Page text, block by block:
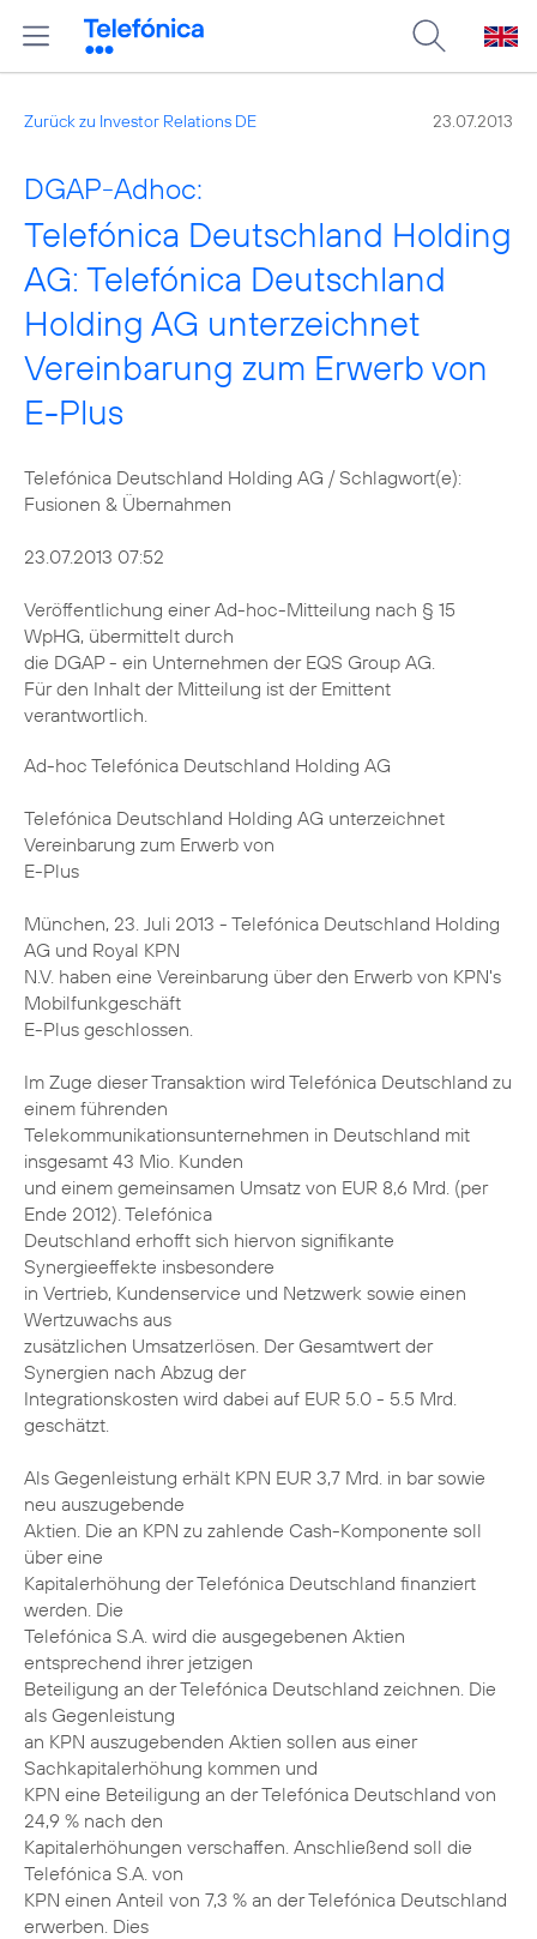
Zurück zu Investor Relations DE 23.07.2013
DGAP-Adhoc:
Telefónica Deutschland Holding
AG: Telefónica Deutschland
Holding AG unterzeichnet
Vereinbarung zum Erwerb von
E-Plus
Telefónica Deutschland Holding AG / Schlagwort(e):
Fusionen & Übernahmen
23.07.2013 07:52
Veröffentlichung einer Ad-hoc-Mitteilung nach § 15
WpHG, übermittelt durch
die DGAP - ein Unternehmen der EQS Group AG.
Für den Inhalt der Mitteilung ist der Emittent
verantwortlich.
Ad-hoc Telefónica Deutschland Holding AG
Telefónica Deutschland Holding AG unterzeichnet
Vereinbarung zum Erwerb von
E-Plus
München, 23. Juli 2013 - Telefónica Deutschland Holding
AG und Royal KPN
N.V. haben eine Vereinbarung über den Erwerb von KPN's
Mobilfunkgeschäft
E-Plus geschlossen.
Im Zuge dieser Transaktion wird Telefónica Deutschland zu
einem führenden
Telekommunikationsunternehmen in Deutschland mit
insgesamt 43 Mio. Kunden
und einem gemeinsamen Umsatz von EUR 8,6 Mrd. (per
Ende 2012). Telefónica
Deutschland erhofft sich hiervon signifikante
Synergieeffekte insbesondere
in Vertrieb, Kundenservice und Netzwerk sowie einen
Wertzuwachs aus
zusätzlichen Umsatzerlösen. Der Gesamtwert der
Synergien nach Abzug der
Integrationskosten wird dabei auf EUR 5.0 - 5.5 Mrd.
geschätzt.
Als Gegenleistung erhält KPN EUR 3,7 Mrd. in bar sowie
neu auszugebende
Aktien. Die an KPN zu zahlende Cash-Komponente soll
über eine
Kapitalerhöhung der Telefónica Deutschland finanziert
werden. Die
Telefónica S.A. wird die ausgegebenen Aktien
entsprechend ihrer jetzigen
Beteiligung an der Telefónica Deutschland zeichnen. Die
als Gegenleistung
an KPN auszugebenden Aktien sollen aus einer
Sachkapitalerhöhung kommen und
KPN eine Beteiligung an der Telefónica Deutschland von
24,9 % nach den
Kapitalerhöhungen verschaffen. Anschließend soll die
Telefónica S.A. von
KPN einen Anteil von 7,3 % an der Telefónica Deutschland
erwerben. Dies